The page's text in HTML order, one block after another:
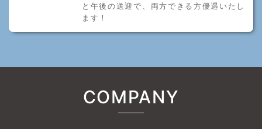
と午後の送迎で、両方できる方優遇いたし
ます！
COMPANY